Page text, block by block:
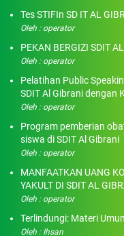
Tes STIFIn SD IT AL
Oleh : operator
PEKAN BERGIZI SDIT
Oleh : operator
Pelatihan Public
SDIT Al Gibrani dengan
Oleh : operator
Program pemberian
siswa di SDIT Al Gibrani
Oleh : operator
MANFAATKAN UANG
YAKULT DI SDIT AL
Oleh : operator
Terlindungi: Materi
Oleh : Ihsan